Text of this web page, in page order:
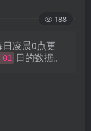
188
凌晨0点更
日的数据。